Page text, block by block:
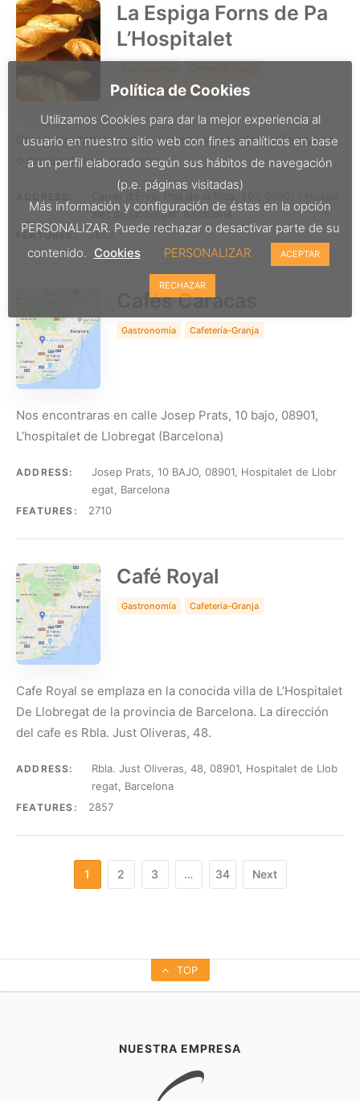
La Espiga Forns de Pa
L’Hospitalet
Panadería degustación
Gran variedad de panes, bollería y repostería. Desayuna
o merienda con nosotros.
Carrer d'Enric Prat de la Riba, 297, 08901 L'Hospit
alet de Llobregat, Barcelona
FEATURES: 2652
Cafés Caracas
Gastronomía Cafetería-Granja
Nos encontraras en calle Josep Prats, 10 bajo, 08901,
L’hospitalet de Llobregat (Barcelona)
ADDRESS:
Josep Prats, 10 BAJO, 08901, Hospitalet de Llobr
egat, Barcelona
FEATURES: 2710
Café Royal
Gastronomía Cafetería-Granja
Cafe Royal se emplaza en la conocida villa de L’Hospitalet
De Llobregat de la provincia de Barcelona. La dirección
del cafe es Rbla. Just Oliveras, 48.
ADDRESS:
Rbla. Just Oliveras, 48, 08901, Hospitalet de Llob
regat, Barcelona
FEATURES: 2857
1 2 3 … 34 Next
TOP
NUESTRA EMPRESA
Política de Cookies
Utilizamos Cookies para dar la mejor experiencia al
usuario en nuestro sitio web con fines analíticos en base
a un perfil elaborado según sus hábitos de navegación
(p.e. páginas visitadas)
Más información y configuración de éstas en la opción
PERSONALIZAR. Puede rechazar o desactivar parte de su
contenido. Cookies PERSONALIZAR ACEPTAR
RECHAZAR